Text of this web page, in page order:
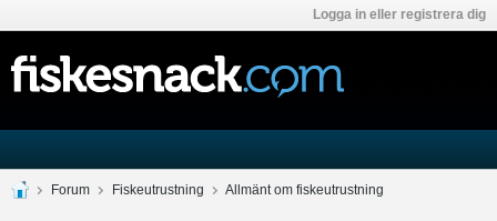
Logga in eller registrera dig
Forum Fiskeutrustning Allmänt om fiskeutrustning